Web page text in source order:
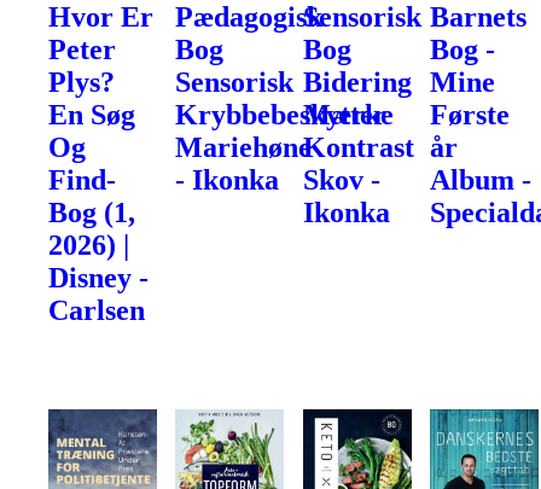
Hvor Er
Peter
Plys?
En Søg
Og
Find-
Bog (1,
2026) |
Disney -
Carlsen
Pædagogisk
Bog
Sensorisk
Krybbebeskytter
Mariehøne
- Ikonka
Sensorisk
Bog
Bidering
Mærke
Kontrast
Skov -
Ikonka
Barnets
Bog -
Mine
Første
år
Album -